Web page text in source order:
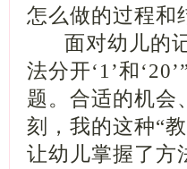
怎么做的过程和
面对幼儿的记
法分开‘1’和
题。合适的机会
刻，我的这种“
让幼儿掌握了方